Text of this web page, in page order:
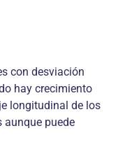
con desviación
hay crecimiento
longitudinal de los
aunque puede